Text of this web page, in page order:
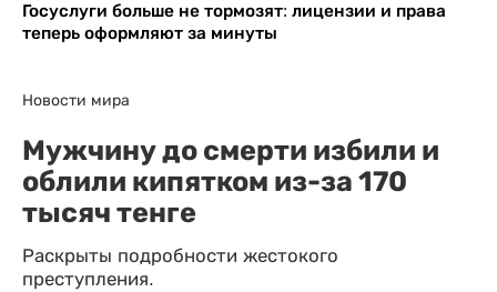
Госуслуги больше не тормозят: лицензии и права
теперь оформляют за минуты
Новости мира
Мужчину до смерти избили и
облили кипятком из-за 170
тысяч тенге
Раскрыты подробности жестокого
преступления.